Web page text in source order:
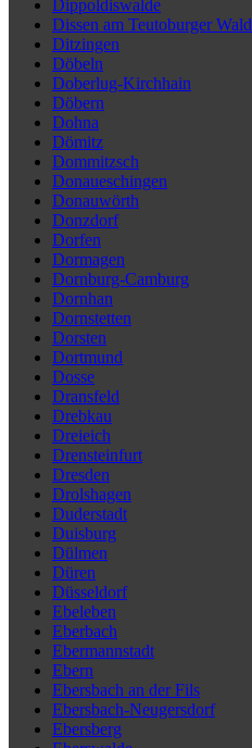
Dippoldiswalde
Dissen am Teutoburger Wald
Ditzingen
Döbeln
Doberlug-Kirchhain
Döbern
Dohna
Dömitz
Dommitzsch
Donaueschingen
Donauwörth
Donzdorf
Dorfen
Dormagen
Dornburg-Camburg
Dornhan
Dornstetten
Dorsten
Dortmund
Dosse
Dransfeld
Drebkau
Dreieich
Drensteinfurt
Dresden
Drolshagen
Duderstadt
Duisburg
Dülmen
Düren
Düsseldorf
Ebeleben
Eberbach
Ebermannstadt
Ebern
Ebersbach an der Fils
Ebersbach-Neugersdorf
Ebersberg